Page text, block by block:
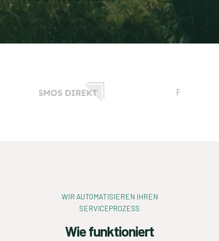
WIR AUTOMATISIEREN IHREN
SERVICEPROZESS
Wie funktioniert